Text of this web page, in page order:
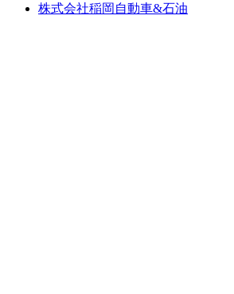
株式会社稲岡自動車&石油